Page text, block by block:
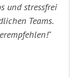
und stressfrei
Teams.